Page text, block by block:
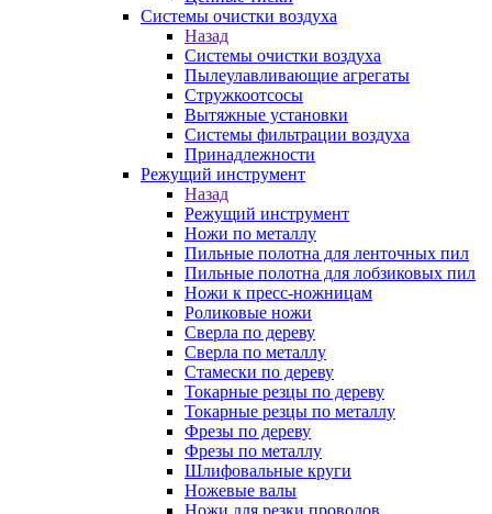
Системы очистки воздуха
Назад
Системы очистки воздуха
Пылеулавливающие агрегаты
Стружкоотсосы
Вытяжные установки
Системы фильтрации воздуха
Принадлежности
Режущий инструмент
Назад
Режущий инструмент
Ножи по металлу
Пильные полотна для ленточных пил
Пильные полотна для лобзиковых пил
Ножи к пресс-ножницам
Роликовые ножи
Сверла по дереву
Сверла по металлу
Стамески по дереву
Токарные резцы по дереву
Токарные резцы по металлу
Фрезы по дереву
Фрезы по металлу
Шлифовальные круги
Ножевые валы
Ножи для резки проводов